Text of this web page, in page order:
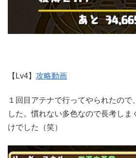
【Lv4】 攻略動画
１回目アテナで行ってやられたので
した。慣れない多色なので長考しま
けでした（笑）